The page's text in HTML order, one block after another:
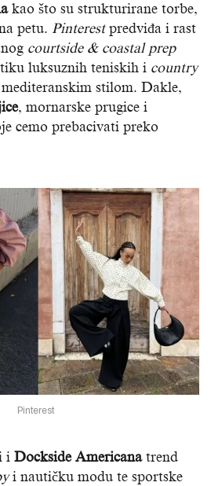
kao što su strukturirane torbe,
petu. Pinterestpredviđa i rast
courtside & coastal prep
luksuznih teniskih i country
stilom. Dakle,
, mornarske prugice i
cemo prebacivati preko
Pinterest
i Dockside Americanatrend
i nautičku modu te sportske